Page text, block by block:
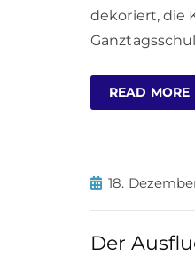
dekoriert, die
READ MORE
18.
Der